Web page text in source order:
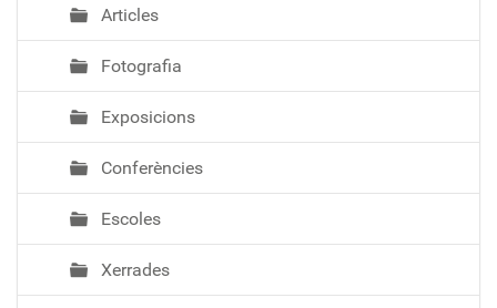
Articles
Fotografia
Exposicions
Conferències
Escoles
Xerrades